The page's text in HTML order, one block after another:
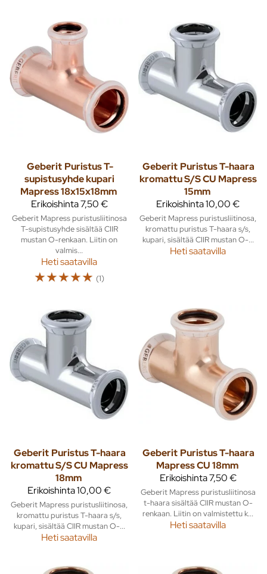
Geberit Puristus T-
supistusyhde kupari
Mapress 18x15x18mm
Erikoishinta7,50 €
Geberit Mapress puristusliitinosa
T-supistusyhde sisältää CIIR
mustan O-renkaan. Liitin on
valmis...
Heti saatavilla
☆☆☆☆☆ (1)
Geberit Puristus T-haara
kromattu S/S CU Mapress
15mm
Erikoishinta10,00 €
Geberit Mapress puristusliitinosa,
kromattu puristus T-haara s/s,
kupari, sisältää CIIR mustan O-...
Heti saatavilla
Geberit Puristus T-haara
kromattu S/S CU Mapress
18mm
Erikoishinta10,00 €
Geberit Mapress puristusliitinosa,
kromattu puristus T-haara s/s,
kupari, sisältää CIIR mustan O-...
Heti saatavilla
Geberit Puristus T-haara
Mapress CU 18mm
Erikoishinta7,50 €
Geberit Mapress puristusliitinosa
t-haara sisältää CIIR mustan O-
renkaan. Liitin on valmistettu k...
Heti saatavilla